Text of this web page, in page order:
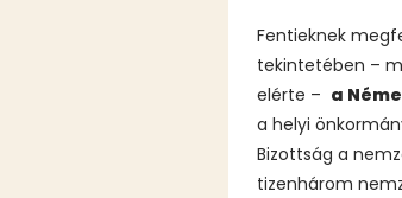
Fentieknek
tekintetében –
elérte – a
a helyi
Bizottság a
tizenhárom